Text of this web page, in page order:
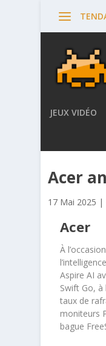
JEUX VIDÉO
Acer
17 Mai 2025 |
Acer
À
Aspire AI
Swift Go,
taux de
moniteurs
bague